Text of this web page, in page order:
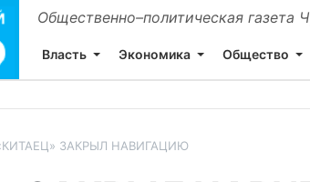
Общественно–политическая газета
Власть Экономика Общество
ЗАКРЫЛ НАВИГАЦИЮ